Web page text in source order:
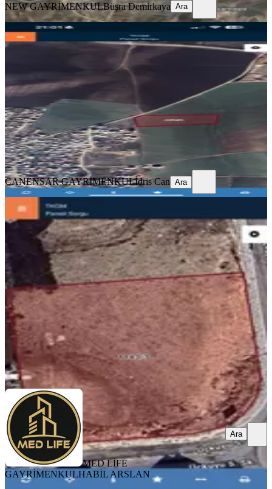
NEW GAYRİMENKULBüşra Demirkaya Ara
YOLA YAKIN
Bağıvarda Tam Yatırımlık Arazi
Diyarbakır, Sur
1588 m²
3.778/m²
6.000.000 ₺
CANENSAR GAYRİMENKULİdris Can
Ara
CANENSAR GAYRİMENKULİdris Can Ara
Med Life Gayrimenkul'dan Üçkuyu
İmarlı Yatırımlık Fırsat Arazi
Diyarbakır, Yenişehir
280 m² · 12.750/m² 07.04.2026
3.570.000 ₺
MED LİFE GAYRİMENKULHABİL ARSLAN
Ara
MED LİFE
GAYRİMENKULHABİL ARSLAN
Ara